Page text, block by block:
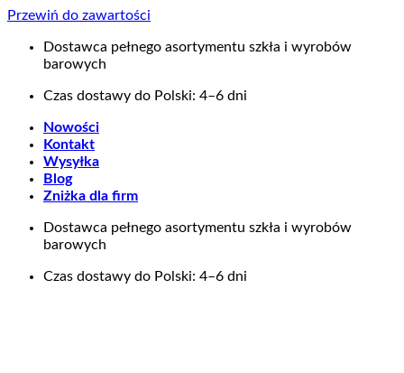
Przewiń do zawartości
Dostawca pełnego asortymentu szkła i wyrobów
barowych
Czas dostawy do Polski: 4–6 dni
Nowości
Kontakt
Wysyłka
Blog
Zniżka dla firm
Dostawca pełnego asortymentu szkła i wyrobów
barowych
Czas dostawy do Polski: 4–6 dni